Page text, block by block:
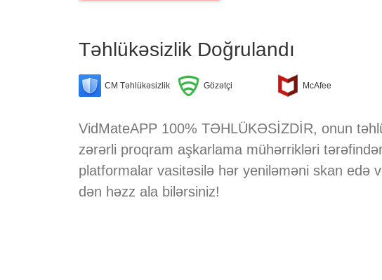
Təhlükəsizlik Doğrulandı
CM Təhlükəsizlik Gözətçi McAfee
VidMateAPP 100% TƏHLÜKƏSİZDİR, onun
zərərli proqram aşkarlama mühərrikləri
platformalar vasitəsilə hər yeniləməni skan edə
dən həzz ala bilərsiniz!